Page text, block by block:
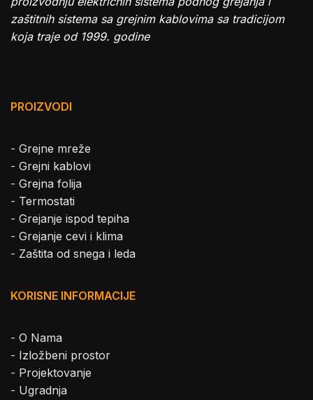
zaštitnih sistema sa grejnim kablovima sa tradicijom
koja traje od 1999. godine
PROIZVODI
- Grejne mreže
- Grejni kablovi
- Grejna folija
- Termostati
- Grejanje ispod tepiha
- Grejanje cevi i klima
- Zaštita od snega i leda
KORISNE INFORMACIJE
- O Nama
- Izložbeni prostor
- Projektovanje
- Ugradnja